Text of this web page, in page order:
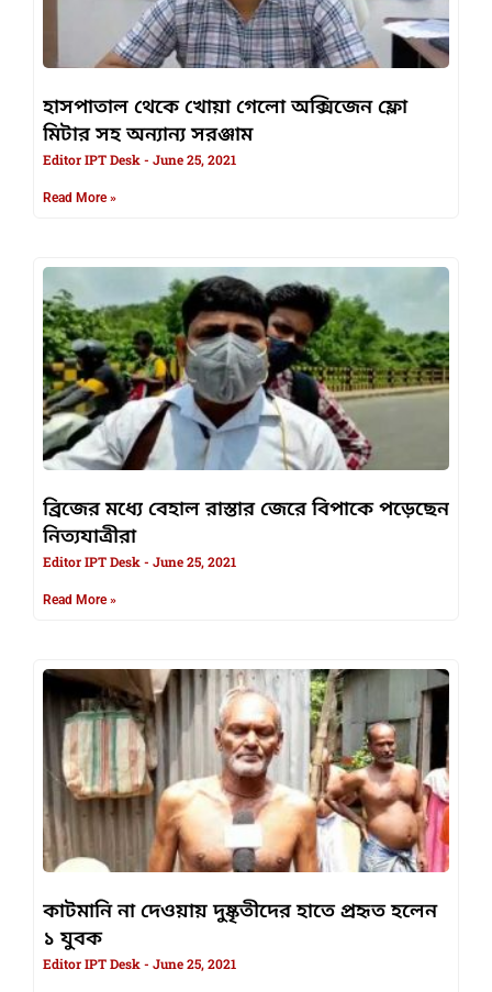
হাসপাতাল থেকে খোয়া গেলো অক্সিজেন ফ্লো
মিটার সহ অন্যান্য সরঞ্জাম
Editor IPT Desk June 25, 2021
Read More »
ব্রিজের মধ্যে বেহাল রাস্তার জেরে বিপাকে পড়েছেন
নিত্যযাত্রীরা
Editor IPT Desk June 25, 2021
Read More »
কাটমানি না দেওয়ায় দুষ্কৃতীদের হাতে প্রহৃত হলেন
১ যুবক
Editor IPT Desk June 25, 2021